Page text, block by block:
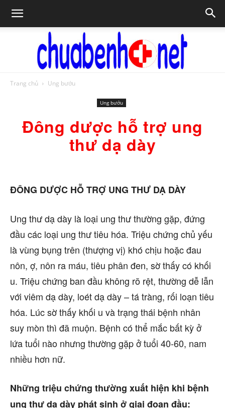
Trang chủ Ung bướu
Ung bướu
Đông dược hỗ trợ ung
thư dạ dày
ĐÔNG DƯỢC HỖ TRỢ UNG THƯ DẠ DÀY
Ung thư dạ dày là loại ung thư thường gặp, đứng
đầu các loại ung thư tiêu hóa. Triệu chứng chủ yếu
là vùng bụng trên (thượng vị) khó chịu hoặc đau
nôn, ợ, nôn ra máu, tiêu phân đen, sờ thấy có khối
u. Triệu chứng ban đầu không rõ rệt, thường dễ lẫn
với viêm dạ dày, loét dạ dày – tá tràng, rối loạn tiêu
hóa. Lúc sờ thấy khối u và trạng thái bệnh nhân
suy mòn thì đã muộn. Bệnh có thể mắc bất kỳ ở
lứa tuổi nào nhưng thường gặp ở tuổi 40-60, nam
nhiều hơn nữ.
Những triệu chứng thường xuất hiện khi bệnh
ung thư dạ dày phát sinh ở giai đoạn đầu: